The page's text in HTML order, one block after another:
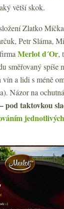
větší skok.
Zlatko
Petr Sláma,
Merlot d´Or,
směřovaný spíše
vín a lidi s méně
Názor na
pod taktovkou